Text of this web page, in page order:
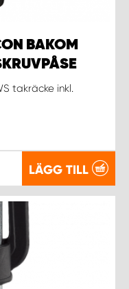
BAKOM
takräcke inkl.
LÄGG TILL